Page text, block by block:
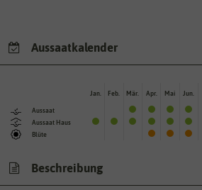
Aussaatkalender
Aussaat
Aussaat Haus
Blüte
Jan. Feb. Mär. Apr. Mai Jun.
Beschreibung